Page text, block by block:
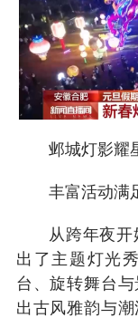
邺城灯影耀
丰富活动满
从跨年夜
出了主题灯光
台、旋转舞台
出古风雅韵与